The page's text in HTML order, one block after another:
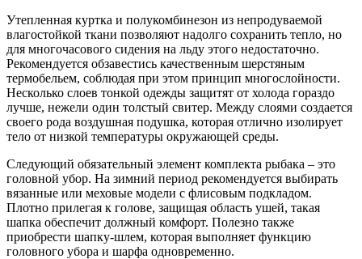
Утепленная куртка и полукомбинезон из непродуваемой
влагостойкой ткани позволяют надолго сохранить тепло, но
для многочасового сидения на льду этого недостаточно.
Рекомендуется обзавестись качественным шерстяным
термобельем, соблюдая при этом принцип многослойности.
Несколько слоев тонкой одежды защитят от холода гораздо
лучше, нежели один толстый свитер. Между слоями создается
своего рода воздушная подушка, которая отлично изолирует
тело от низкой температуры окружающей среды.
Следующий обязательный элемент комплекта рыбака – это
головной убор. На зимний период рекомендуется выбирать
вязанные или меховые модели с флисовым подкладом.
Плотно прилегая к голове, защищая область ушей, такая
шапка обеспечит должный комфорт. Полезно также
приобрести шапку-шлем, которая выполняет функцию
головного убора и шарфа одновременно.